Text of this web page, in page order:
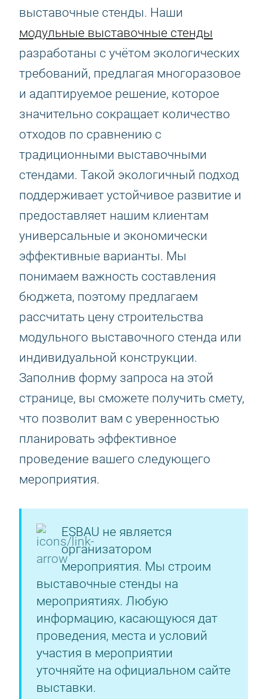
выставочные стенды. Наши
модульные выставочные стенды
разработаны с учётом экологических
требований, предлагая многоразовое
и адаптируемое решение, которое
значительно сокращает количество
отходов по сравнению с
традиционными выставочными
стендами. Такой экологичный подход
поддерживает устойчивое развитие и
предоставляет нашим клиентам
универсальные и экономически
эффективные варианты. Мы
понимаем важность составления
бюджета, поэтому предлагаем
рассчитать цену строительства
модульного выставочного стенда или
индивидуальной конструкции.
Заполнив форму запроса на этой
странице, вы сможете получить смету,
что позволит вам с уверенностью
планировать эффективное
проведение вашего следующего
мероприятия.
ESBAU не является
организатором
мероприятия. Мы строим
выставочные стенды на
мероприятиях. Любую
информацию, касающуюся дат
проведения, места и условий
участия в мероприятии
уточняйте на официальном сайте
выставки.